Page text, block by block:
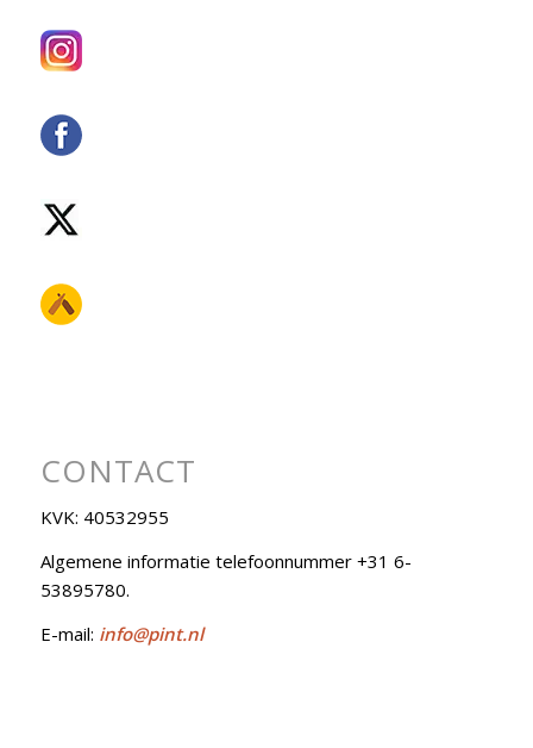
CONTACT
KVK: 40532955
Algemene informatie telefoonnummer +31 6-
53895780.
E-mail: info@pint.nl